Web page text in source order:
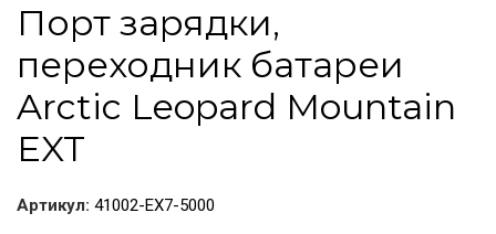
Порт зарядки,
переходник батареи
Arctic Leopard Mountain
EXT
Артикул: 41002-EX7-5000